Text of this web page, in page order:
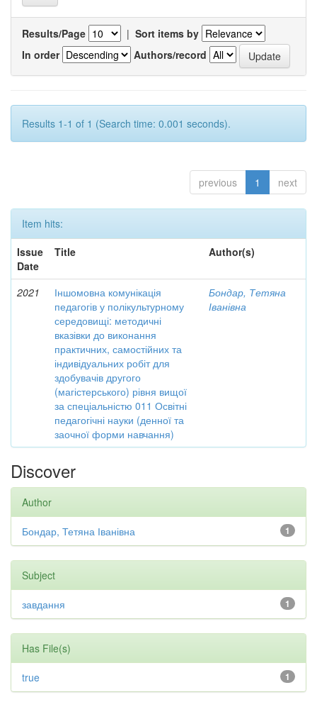
Results/Page | Sort items by
In order
Authors/record
Results 1-1 of 1 (Search time: 0.001 seconds).
previous 1 next
Item hits:
Issue
Date
Title Author(s)
2021
Іншомовна комунікація
педагогів у полікультурному
середовищі: методичні
вказівки до виконання
практичних, самостійних та
індивідуальних робіт для
здобувачів другого
(магістерського) рівня вищої
за спеціальністю 011 Освітні
педагогічні науки (денної та
заочної форми навчання)
Бондар, Тетяна
Іванівна
Discover
Author
1
Бондар, Тетяна Іванівна
Subject
1
завдання
Has File(s)
1
true